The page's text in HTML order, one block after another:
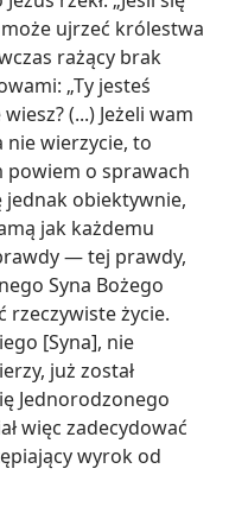
ujrzeć królestwa
rażący brak
„Ty jesteś
(...) Jeżeli wam
nie wierzycie, to
powiem o sprawach
jednak obiektywnie,
jak każdemu
— tej prawdy,
Syna Bożego
rzeczywiste życie.
[Syna], nie
już został
Jednorodzonego
więc zadecydować
wyrok od